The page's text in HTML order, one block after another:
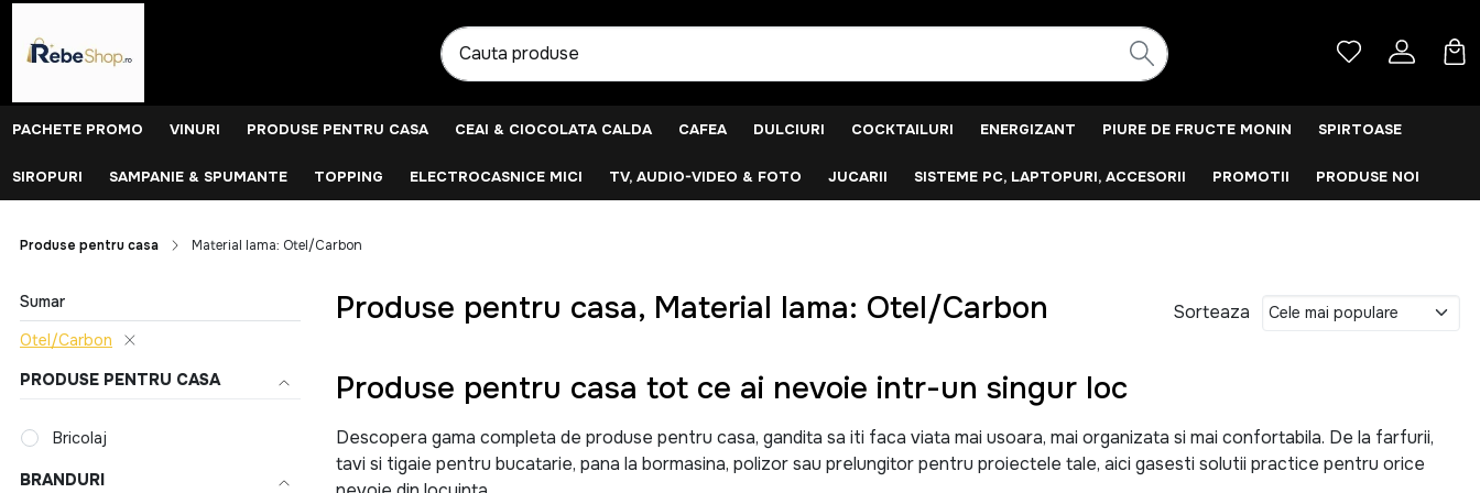
PACHETE PROMO VINURI PRODUSE PENTRU CASA CEAI & CIOCOLATA CALDA CAFEA DULCIURI COCKTAILURI ENERGIZANT PIURE DE FRUCTE MONIN SPIRTOASE
SIROPURI SAMPANIE & SPUMANTE TOPPING ELECTROCASNICE MICI TV, AUDIO-VIDEO & FOTO JUCARII SISTEME PC, LAPTOPURI, ACCESORII PROMOTII PRODUSE NOI
Produse pentru casa Material lama: Otel/Carbon
Sumar
Otel/Carbon
PRODUSE PENTRU CASA
Bricolaj
BRANDURI
Produse pentru casa, Material lama: Otel/Carbon Sorteaza
Produse pentru casa tot ce ai nevoie intr-un singur loc
Descopera gama completa de produse pentru casa, gandita sa iti faca viata mai usoara, mai organizata si mai confortabila. De la farfurii,
tavi si tigaie pentru bucatarie, pana la bormasina, polizor sau prelungitor pentru proiectele tale, aici gasesti solutii practice pentru orice